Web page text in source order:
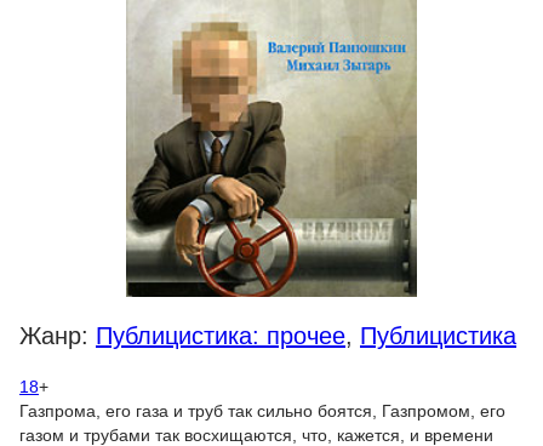
Жанр: Публицистика: прочее, Публицистика
18+
Газпрома, его газа и труб так сильно боятся, Газпромом, его
газом и трубами так восхищаются, что, кажется, и времени